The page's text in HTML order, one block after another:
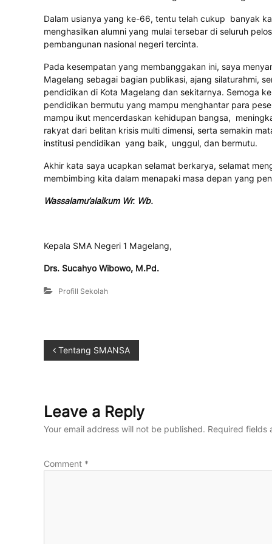
Dalam usianya yang ke-66, tentu telah cukup banyak
menghasilkan alumni yang mulai tersebar di seluruh
pembangunan nasional negeri tercinta.
Pada kesempatan yang membanggakan ini, saya
Magelang sebagai bagian publikasi, ajang silaturahmi,
pendidikan di Kota Magelang dan sekitarnya. Semoga
pendidikan bermutu yang mampu menghantar para
mampu ikut mencerdaskan kehidupan bangsa,
rakyat dari belitan krisis multi dimensi, serta semakin
institusi pendidikan yang baik, unggul, dan bermutu.
Akhir kata saya ucapkan selamat berkarya, selamat
membimbing kita dalam menapaki masa depan yang
Wassalamu’alaikum Wr. Wb.
Kepala SMA Negeri 1 Magelang,
Drs. Sucahyo Wibowo, M.Pd.
Profill Sekolah
Tentang SMANSA
Leave a Reply
Your email address will not be published. Required fields
Comment *